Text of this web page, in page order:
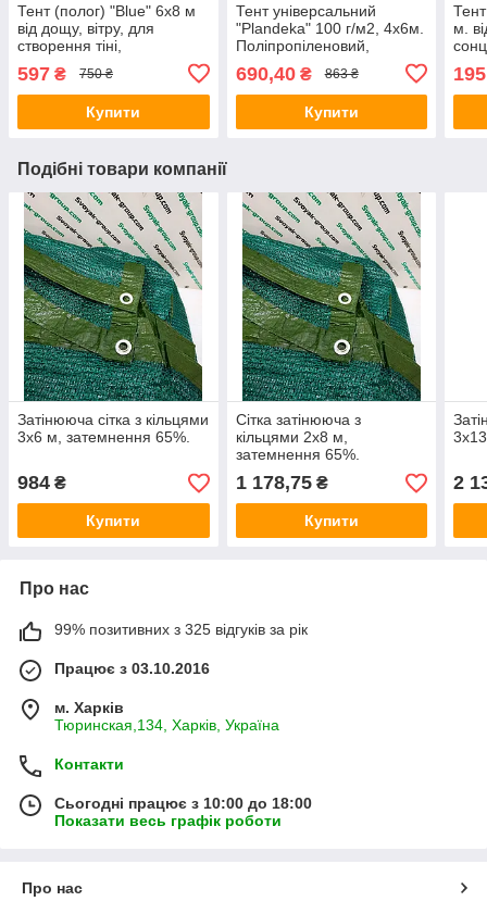
Тент (полог) "Blue" 6x8 м
від дощу, вітру, для
створення тіні,
поліпропіленовий,тарпауліновий.
597 ₴ 750 ₴
Купити
Тент універсальний
"Plandeka" 100 г/м2, 4х6м.
Поліпропіленовий,
ламінований із
кільцями.Полог.
690,40₴ 863 ₴
Купити
м.
Подібні товари компанії
Затінююча сітка з кільцями
3х6 м, затемнення 65%.
984 ₴
Купити
Сітка затінююча з
кільцями 2х8 м,
затемнення 65%.
1 178,75₴
Купити
2
Про нас
99% позитивних з 325 відгуків за рік
Працює з 03.10.2016
м. Харків
Тюринская,134, Харків, Україна
Контакти
Сьогодні працює з 10:00 до 18:00
Показати весь графік роботи
Про нас